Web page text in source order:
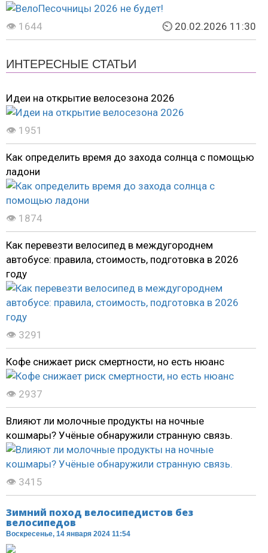
👁 1644 ⏲ 20.02.2026 11:30
ИНТЕРЕСНЫЕ СТАТЬИ
Идеи на открытие велосезона 2026
👁 1951
Как определить время до захода солнца с помощью
ладони
👁 1874
Как перевезти велосипед в междугороднем
автобусе: правила, стоимость, подготовка в 2026
году
👁 3291
Кофе снижает риск смертности, но есть нюанс
👁 2937
Влияют ли молочные продукты на ночные
кошмары? Учёные обнаружили странную связь.
👁 3415
Зимний поход велосипедистов без
велосипедов
Воскресенье, 14 января 2024 11:54